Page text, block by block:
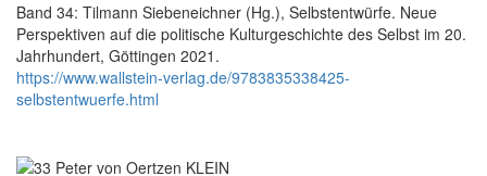
Band 34: Tilmann Siebeneichner (Hg.), Selbstentwürfe. Neue
Perspektiven auf die politische Kulturgeschichte des Selbst im 20.
Jahrhundert, Göttingen 2021.
https://www.wallstein-verlag.de/9783835338425-
selbstentwuerfe.html